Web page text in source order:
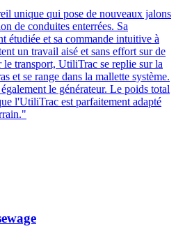
unique qui pose de nouveaux jalons
de conduites enterrées. Sa
étudiée et sa commande intuitive à
un travail aisé et sans effort sur de
le transport, UtiliTrac se replie sur la
et se range dans la mallette système.
le générateur. Le poids total
l'UtiliTrac est parfaitement adapté